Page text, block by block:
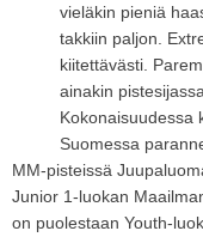
vieläkin pieniä
takkiin paljon.
kiitettävästi.
ainakin
Kokonaisuudessa
Suomessa
MM-pisteissä
Junior 1-luokan
on puolestaan Youth-